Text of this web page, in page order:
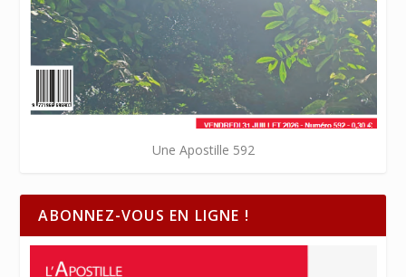
Une Apostille 592
ABONNEZ-VOUS EN LIGNE !